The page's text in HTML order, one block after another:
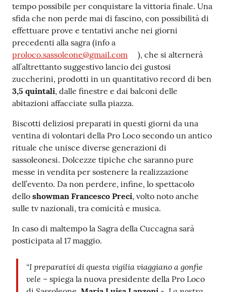
tempo possibile per conquistare la vittoria finale. Una
sfida che non perde mai di fascino, con possibilità di
effettuare prove e tentativi anche nei giorni
precedenti alla sagra (info a
proloco.sassoleone@gmail.com
), che si alternerà
all’altrettanto suggestivo lancio dei gustosi
zuccherini, prodotti in un quantitativo record di ben
3,5 quintali, dalle finestre e dai balconi delle
abitazioni affacciate sulla piazza.
Biscotti deliziosi preparati in questi giorni da una
ventina di volontari della Pro Loco secondo un antico
rituale che unisce diverse generazioni di
sassoleonesi. Dolcezze tipiche che saranno pure
messe in vendita per sostenere la realizzazione
dell’evento. Da non perdere, infine, lo spettacolo
dello showman Francesco Preci, volto noto anche
sulle tv nazionali, tra comicità e musica.
In caso di maltempo la Sagra della Cuccagna sarà
posticipata al 17 maggio.
“I preparativi di questa vigilia viaggiano a gonfie
vele – spiega la nuova presidente della Pro Loco